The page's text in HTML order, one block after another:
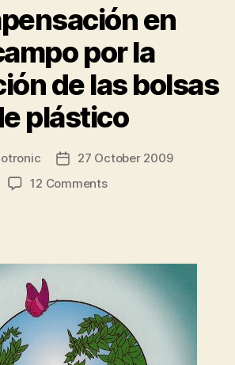
en
por la
de las bolsas
plástico
Post27 October 2009
12 Commentson
la
eliminación
las
bolsas
de